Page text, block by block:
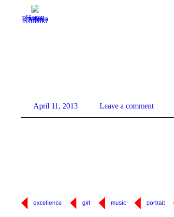
Home
Portfolio
Team
Kontakt
April 11, 2013 Leave a comment
excellence girl music portrait